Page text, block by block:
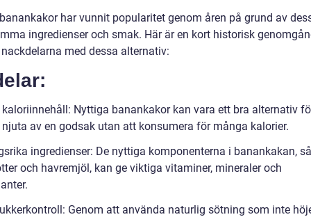
har vunnit popularitet genom åren på grund av
ingredienser och smak. Här är en kort historisk
med dessa alternativ:
Nyttiga banankakor kan vara ett bra alternativ
av en godsak utan att konsumera för många kalorier.
ingredienser: De nyttiga komponenterna i banankakan,
och havremjöl, kan ge viktiga vitaminer, mineraler och
Genom att använda naturlig sötning som inte